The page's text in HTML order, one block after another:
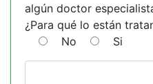
algún doctor
¿Para qué lo están
No
Si